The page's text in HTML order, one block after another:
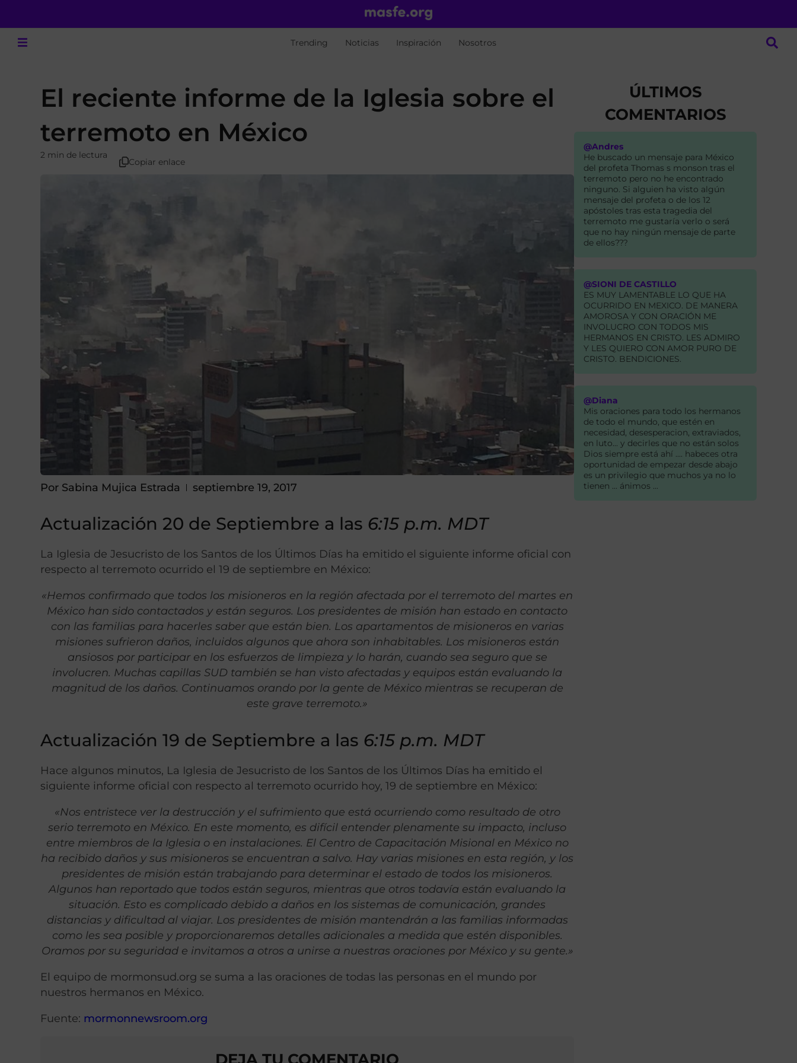
Trending Noticias Inspiración Nosotros
El reciente informe de la Iglesia sobre el
terremoto en México
2 min de lectura
Copiar enlace
Por Sabina Mujica Estrada septiembre 19, 2017
Actualización 20 de Septiembre a las 6:15 p.m. MDT
La Iglesia de Jesucristo de los Santos de los Últimos Días ha emitido el siguiente informe oficial con
respecto al terremoto ocurrido el 19 de septiembre en México:
«Hemos confirmado que todos los misioneros en la región afectada por el terremoto del martes en
México han sido contactados y están seguros. Los presidentes de misión han estado en contacto
con las familias para hacerles saber que están bien. Los apartamentos de misioneros en varias
misiones sufrieron daños, incluidos algunos que ahora son inhabitables. Los misioneros están
ansiosos por participar en los esfuerzos de limpieza y lo harán, cuando sea seguro que se
involucren. Muchas capillas SUD también se han visto afectadas y equipos están evaluando la
magnitud de los daños. Continuamos orando por la gente de México mientras se recuperan de
este grave terremoto.»
Actualización 19 de Septiembre a las 6:15 p.m. MDT
Hace algunos minutos, La Iglesia de Jesucristo de los Santos de los Últimos Días ha emitido el
siguiente informe oficial con respecto al terremoto ocurrido hoy, 19 de septiembre en México:
«Nos entristece ver la destrucción y el sufrimiento que está ocurriendo como resultado de otro
serio terremoto en México. En este momento, es difícil entender plenamente su impacto, incluso
entre miembros de la Iglesia o en instalaciones. El Centro de Capacitación Misional en México no
ha recibido daños y sus misioneros se encuentran a salvo. Hay varias misiones en esta región, y los
presidentes de misión están trabajando para determinar el estado de todos los misioneros.
Algunos han reportado que todos están seguros, mientras que otros todavía están evaluando la
situación. Esto es complicado debido a daños en los sistemas de comunicación, grandes
distancias y dificultad al viajar. Los presidentes de misión mantendrán a las familias informadas
como les sea posible y proporcionaremos detalles adicionales a medida que estén disponibles.
Oramos por su seguridad e invitamos a otros a unirse a nuestras oraciones por México y su gente.»
El equipo de mormonsud.org se suma a las oraciones de todas las personas en el mundo por
nuestros hermanos en México.
Fuente: mormonnewsroom.org
ÚLTIMOS
COMENTARIOS
@Andres
He buscado un mensaje para México
del profeta Thomas s monson tras el
terremoto pero no he encontrado
ninguno. Si alguien ha visto algún
mensaje del profeta o de los 12
apóstoles tras esta tragedia del
terremoto me gustaría verlo o será
que no hay ningún mensaje de parte
de ellos???
@SIONI DE CASTILLO
ES MUY LAMENTABLE LO QUE HA
OCURRIDO EN MEXICO. DE MANERA
AMOROSA Y CON ORACIÓN ME
INVOLUCRO CON TODOS MIS
HERMANOS EN CRISTO. LES ADMIRO
Y LES QUIERO CON AMOR PURO DE
CRISTO. BENDICIONES.
@Diana
Mis oraciones para todo los hermanos
de todo el mundo, que estén en
necesidad, desesperacion, extraviados,
en luto... y decirles que no están solos
Dios siempre está ahí .... habeces otra
oportunidad de empezar desde abajo
es un privilegio que muchos ya no lo
tienen ... ánimos ...